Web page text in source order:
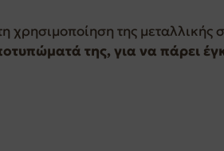
χρησιμοποίηση της μεταλλικής
της, για να πάρει